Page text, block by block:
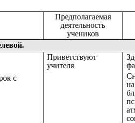
Предполагаемая
деятельность
учеников
с
Приветствуют
учителя